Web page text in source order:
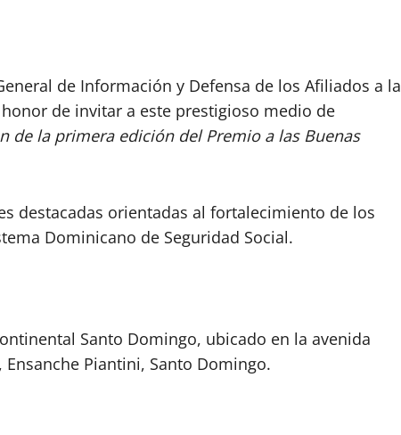
de Información y Defensa de los Afiliados a la
de invitar a este prestigioso medio de
de la primera edición del Premio a las Buenas
destacadas orientadas al fortalecimiento de los
Dominicano de Seguridad Social.
Santo Domingo, ubicado en la avenida
Piantini, Santo Domingo.